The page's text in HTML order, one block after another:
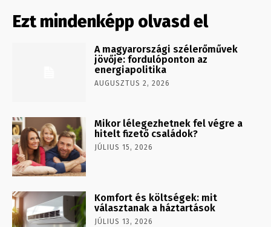
Ezt mindenképp olvasd el
A magyarországi szélerőművek
jövője: fordulóponton az
energiapolitika
AUGUSZTUS 2, 2026
Mikor lélegezhetnek fel végre a
hitelt fizető családok?
JÚLIUS 15, 2026
Komfort és költségek: mit
választanak a háztartások
JÚLIUS 13, 2026